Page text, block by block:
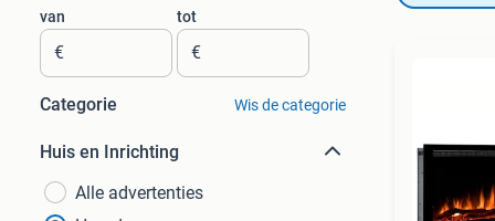
van
€
tot
€
Categorie Wis de categorie
Huis en Inrichting
Alle advertenties